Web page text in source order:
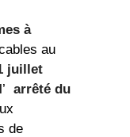
à
au
juillet
arrêté du
de